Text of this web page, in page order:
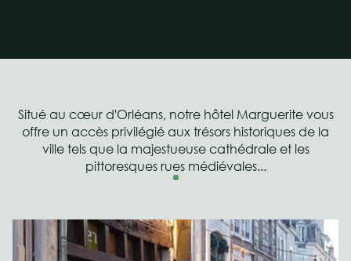
Situé au cœur d'Orléans, notre hôtel Marguerite vous
offre un accès privilégié aux trésors historiques de la
ville tels que la majestueuse cathédrale et les
pittoresques rues médiévales...